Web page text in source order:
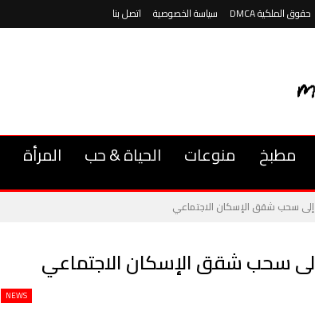
حقوق الملكية DMCA سياسة الخصوصية اتصل بنا
مطبخ منوعات الحياة & حب المرأة
سحب شقق الإسكان الاجتماعي
سحب شقق الإسكان الاجتماعي
NEWS